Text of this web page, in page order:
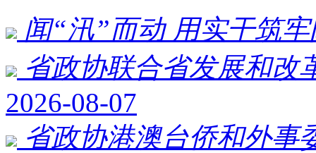
闻“汛”而动 用实干筑
省政协联合省发展和改
2026-08-07
省政协港澳台侨和外事